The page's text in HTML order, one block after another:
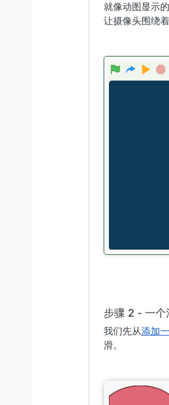
就像动图显示
让摄像头围绕
步骤 2 - 一个
我们先从添加
滑。